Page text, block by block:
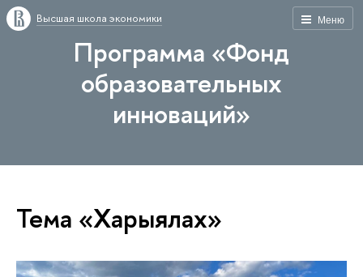
Меню
Высшая школа экономики
Программа «Фонд
образовательных
инноваций»
Тема «Харыялах»